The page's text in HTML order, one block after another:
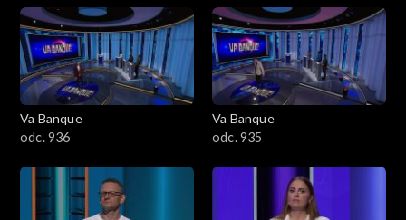
Va Banque
odc. 936
Va Banque
odc. 935